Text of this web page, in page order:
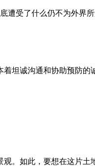
遭受了什么仍不为外界
坦诚沟通和协助预防的
。如此，要想在这片土